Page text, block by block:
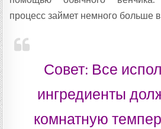
процесс займет немного больше
Совет: Все
ингредиенты
комнатную